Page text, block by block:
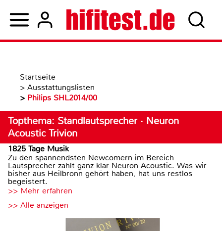
Startseite
> Ausstattungslisten
>
Philips SHL2014/00
Topthema: Standlautsprecher · Neuron
Acoustic Trivion
1825 Tage Musik
Zu den spannendsten Newcomern im Bereich
Lautsprecher zählt ganz klar Neuron Acoustic. Was wir
bisher aus Heilbronn gehört haben, hat uns restlos
begeistert.
>> Mehr erfahren
>> Alle anzeigen